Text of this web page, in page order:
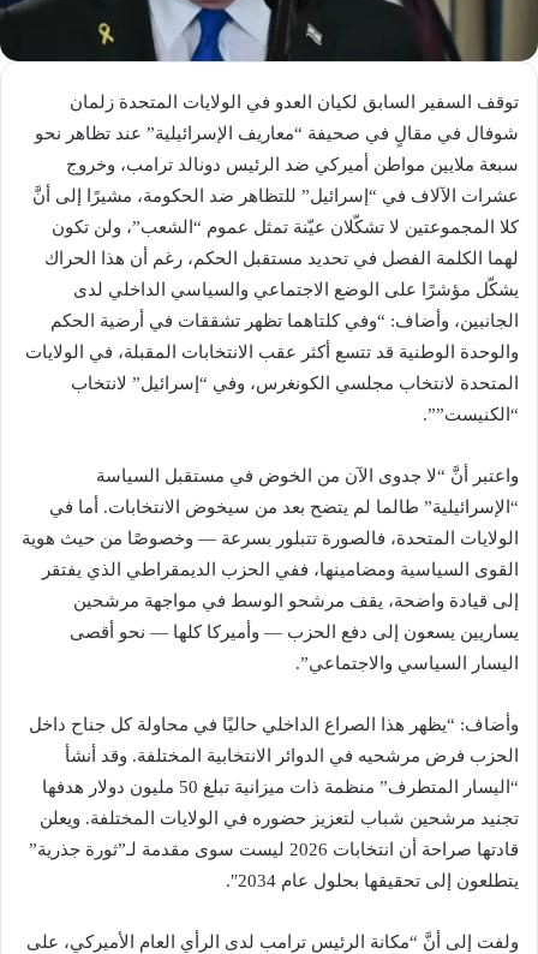
توقف السفير السابق لكيان العدو في الولايات المتحدة زلمان
شوفال في مقالٍ في صحيفة “معاريف الإسرائيلية” عند تظاهر نحو
سبعة ملايين مواطن أميركي ضد الرئيس دونالد ترامب، وخروج
عشرات الآلاف في “إسرائيل” للتظاهر ضد الحكومة، مشيرًا إلى أنَّ
كلا المجموعتين لا تشكّلان عيّنة تمثل عموم “الشعب”، ولن تكون
لهما الكلمة الفصل في تحديد مستقبل الحكم، رغم أن هذا الحراك
يشكّل مؤشرًا على الوضع الاجتماعي والسياسي الداخلي لدى
الجانبين، وأضاف: “وفي كلتاهما تظهر تشققات في أرضية الحكم
والوحدة الوطنية قد تتسع أكثر عقب الانتخابات المقبلة، في الولايات
المتحدة لانتخاب مجلسي الكونغرس، وفي “إسرائيل” لانتخاب
“الكنيست””.
واعتبر أنَّ “لا جدوى الآن من الخوض في مستقبل السياسة
“الإسرائيلية” طالما لم يتضح بعد من سيخوض الانتخابات. أما في
الولايات المتحدة، فالصورة تتبلور بسرعة — وخصوصًا من حيث هوية
القوى السياسية ومضامينها، ففي الحزب الديمقراطي الذي يفتقر
إلى قيادة واضحة، يقف مرشحو الوسط في مواجهة مرشحين
يساريين يسعون إلى دفع الحزب — وأميركا كلها — نحو أقصى
اليسار السياسي والاجتماعي”.
وأضاف: “يظهر هذا الصراع الداخلي حاليًا في محاولة كل جناح داخل
الحزب فرض مرشحيه في الدوائر الانتخابية المختلفة. وقد أنشأ
“اليسار المتطرف” منظمة ذات ميزانية تبلغ 50 مليون دولار هدفها
تجنيد مرشحين شباب لتعزيز حضوره في الولايات المختلفة. ويعلن
قادتها صراحة أن انتخابات 2026 ليست سوى مقدمة لـ”ثورة جذرية”
يتطلعون إلى تحقيقها بحلول عام 2034″.
ولفت إلى أنَّ “مكانة الرئيس ترامب لدى الرأي العام الأميركي، على